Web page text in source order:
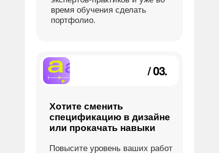
время обучения сделать
портфолио.
Хотите сменить
спецификацию в дизайне
или прокачать навыки
Повысите уровень ваших работ
/ 03.